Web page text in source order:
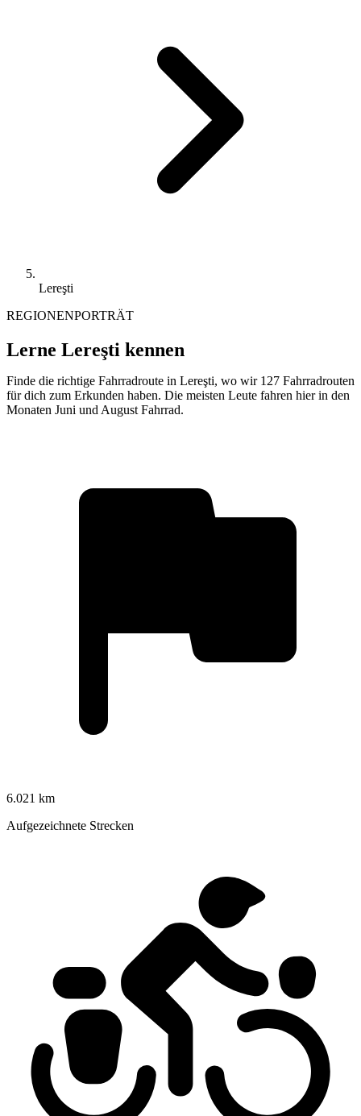
Lereşti
REGIONENPORTRÄT
Lerne Lereşti kennen
Finde die richtige Fahrradroute in Lereşti, wo wir 127 Fahrradrouten
für dich zum Erkunden haben. Die meisten Leute fahren hier in den
Monaten Juni und August Fahrrad.
6.021 km
Aufgezeichnete Strecken